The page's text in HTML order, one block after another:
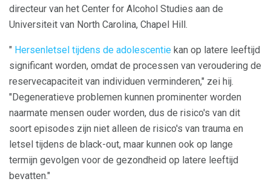
directeur van het Center for Alcohol Studies aan de
Universiteit van North Carolina, Chapel Hill.
" Hersenletsel tijdens de adolescentie kan op latere leeftijd
significant worden, omdat de processen van veroudering de
reservecapaciteit van individuen verminderen," zei hij.
"Degeneratieve problemen kunnen prominenter worden
naarmate mensen ouder worden, dus de risico's van dit
soort episodes zijn niet alleen de risico's van trauma en
letsel tijdens de black-out, maar kunnen ook op lange
termijn gevolgen voor de gezondheid op latere leeftijd
bevatten."